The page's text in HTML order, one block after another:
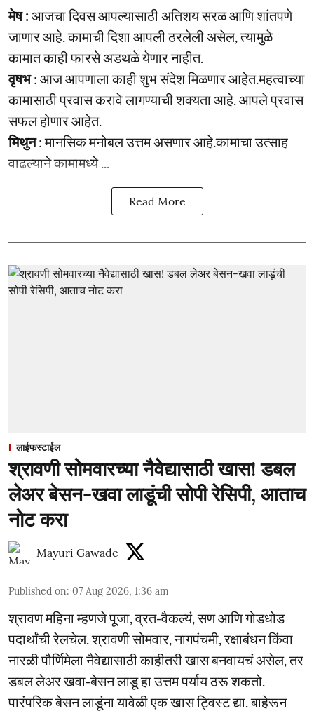
मेष :आजचा दिवस आपल्यासाठी अतिशय सरळ आणि शांतपणे
जाणार आहे. कामाची दिशा आपली ठरलेली असेल, त्यामुळे
कामात काही फारसे अडथळे येणार नाहीत.
वृषभ: आज आपणाला काही शुभ संदेश मिळणार आहेत.महत्वाच्या
कामासाठी प्रवास करावे लागण्याची शक्यता आहे. आपले प्रवास
सफल होणार आहेत.
मिथुन: मानसिक मनोबल उत्तम असणार आहे.कामाचा उत्साह
वाढल्याने कामामध्ये ...
Read More
लाईफस्टाईल
श्रावणी सोमवारच्या नैवेद्यासाठी खास! डबल
लेअर बेसन-खवा लाडूंची सोपी रेसिपी, आताच
नोट करा
Mayuri Gawade
Published on: 07 Aug 2026, 1:36 am
श्रावण महिना म्हणजे पूजा, व्रत-वैकल्यं, सण आणि गोडधोड
पदार्थांची रेलचेल. श्रावणी सोमवार, नागपंचमी, रक्षाबंधन किंवा
नारळी पौर्णिमेला नैवेद्यासाठी काहीतरी खास बनवायचं असेल, तर
डबल लेअर खवा-बेसन लाडू हा उत्तम पर्याय ठरू शकतो.
पारंपरिक बेसन लाडूंना यावेळी एक खास ट्विस्ट द्या. बाहेरून